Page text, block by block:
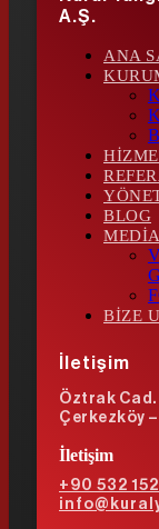
A.Ş.
ANA
BLOG
MEDİA
BİZE
İletişim
Öztrak Cad.
Çerkezköy
İletişim
+90 532